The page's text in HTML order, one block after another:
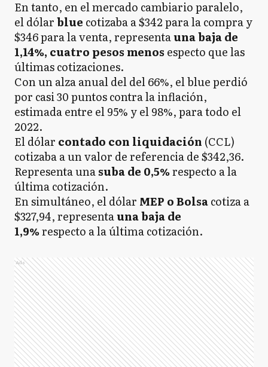
En tanto, en el mercado cambiario paralelo,
el dólarblue cotizaba a $342 para la compra y
$346 para la venta, representauna baja de
1,14%, cuatro pesos menos especto que las
últimas cotizaciones.
Con un alza anual del del 66%, el blue perdió
por casi 30 puntos contra la inflación,
estimada entre el 95% y el 98%, para todo el
2022.
El dólar contado con liquidación (CCL)
cotizaba a un valor de referencia de $342,36.
Representa unasuba de 0,5%respecto a la
última cotización.
En simultáneo, el dólar MEP o Bolsacotiza a
$327,94, representauna baja de
1,9%respecto a la última cotización.
Ads